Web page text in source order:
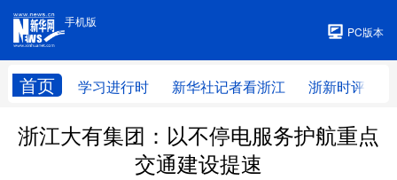
手机版
PC版本
首页 学习进行时 新华社记者看浙江 浙新时评
手机版
浙江大有集团：以不停电服务护航重点
交通建设提速